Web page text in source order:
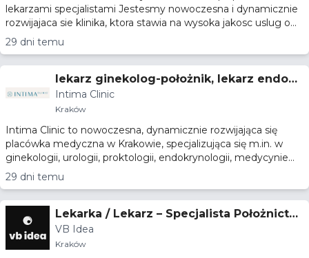
lekarzami specjalistami Jestesmy nowoczesna i dynamicznie
rozwijajaca sie klinika, ktora stawia na wysoka jakosc uslug o...
29 dni temu
lekarz ginekolog-położnik, lekarz endokr
ynolog, lekarz urolog
Intima Clinic
Kraków
Intima Clinic to nowoczesna, dynamicznie rozwijająca się
placówka medyczna w Krakowie, specjalizująca się m.in. w
ginekologii, urologii, proktologii, endokrynologii, medycynie...
29 dni temu
Lekarka / Lekarz – Specjalista Położnictw
a i Ginekologii / w trakcie specjalizacji – K
raków
VB Idea
Kraków